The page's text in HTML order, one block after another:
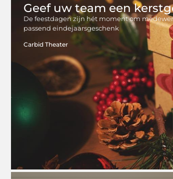
Geef uw team een
De feestdagen zijn hét moment om
passend eindejaarsgeschenk
Carbid Theater